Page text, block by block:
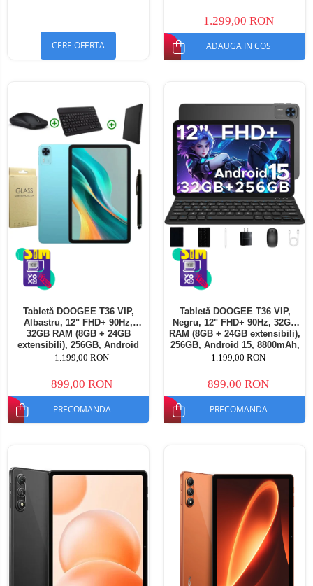
CERE OFERTA
1.299,00 RON
ADAUGA IN COS
Tabletă DOOGEE T36 VIP,
Albastru, 12" FHD+ 90Hz,
32GB RAM (8GB + 24GB
extensibili), 256GB, Android
15, 8800mAh, Dual SIM
1.199,00 RON
899,00 RON
PRECOMANDA
Tabletă DOOGEE T36 VIP,
Negru, 12" FHD+ 90Hz, 32GB
RAM (8GB + 24GB extensibili),
256GB, Android 15, 8800mAh,
Dual SIM
1.199,00 RON
899,00 RON
PRECOMANDA